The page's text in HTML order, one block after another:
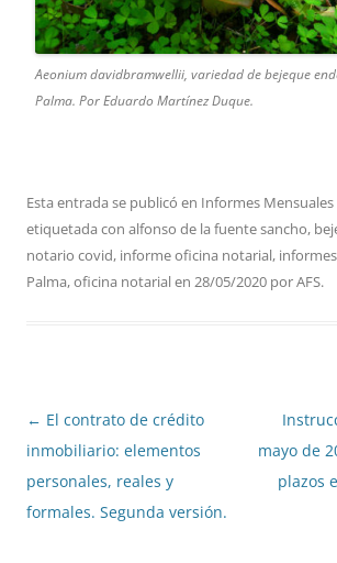
Aeonium davidbramwellii, variedad de bejeque
Palma. Por Eduardo Martínez Duque.
Esta entrada se publicó en Informes Mensuales
etiquetada con alfonso de la fuente sancho,
notario covid, informe oficina notarial,
Palma,oficina notarialen 28/05/2020 porAFS.
Navegación
de
entradas
← El contrato de crédito
inmobiliario: elementos
personales, reales y
formales. Segunda versión.
mayo de
plazos